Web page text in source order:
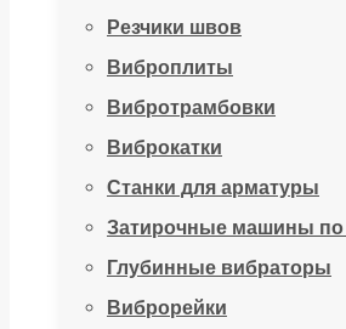
Резчики швов
Виброплиты
Вибротрамбовки
Виброкатки
Станки для арматуры
Затирочные машины по
Глубинные вибраторы
Виброрейки